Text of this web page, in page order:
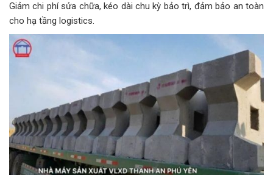
Giảm chi phí sửa chữa, kéo dài chu kỳ bảo trì, đảm bảo an toàn
cho hạ tầng logistics.